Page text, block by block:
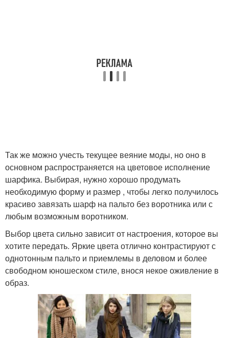
Так же можно учесть текущее веяние моды, но оно в
основном распространяется на цветовое исполнение
шарфика. Выбирая, нужно хорошо продумать
необходимую форму и размер , чтобы легко получилось
красиво завязать шарф на пальто без воротника или с
любым возможным воротником.
Выбор цвета сильно зависит от настроения, которое вы
хотите передать. Яркие цвета отлично контрастируют с
однотонным пальто и приемлемы в деловом и более
свободном юношеском стиле, внося некое оживление в
образ.